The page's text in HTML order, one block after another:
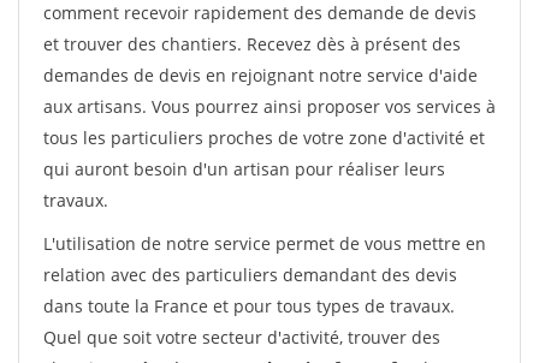
comment recevoir rapidement des demande de devis
et trouver des chantiers. Recevez dès à présent des
demandes de devis en rejoignant notre service d'aide
aux artisans. Vous pourrez ainsi proposer vos services à
tous les particuliers proches de votre zone d'activité et
qui auront besoin d'un artisan pour réaliser leurs
travaux.
L'utilisation de notre service permet de vous mettre en
relation avec des particuliers demandant des devis
dans toute la France et pour tous types de travaux.
Quel que soit votre secteur d'activité, trouver des